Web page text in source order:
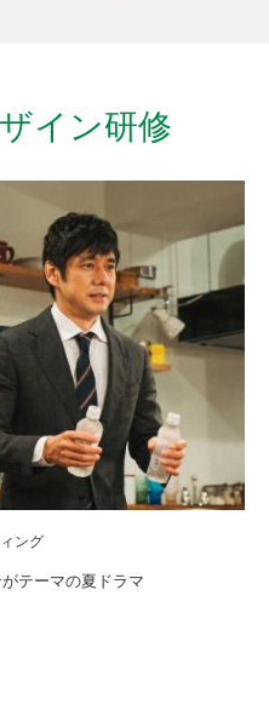
イン研修
ング
テーマの夏ドラマ